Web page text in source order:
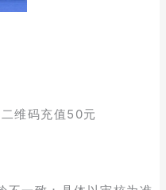
维码充值50元